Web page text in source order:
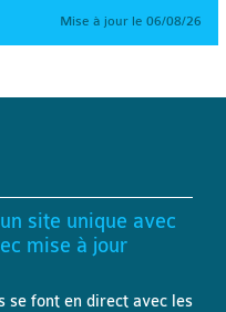
Mise à jour le 06/08/26
site unique avec
mise à jour
se font en direct avec les